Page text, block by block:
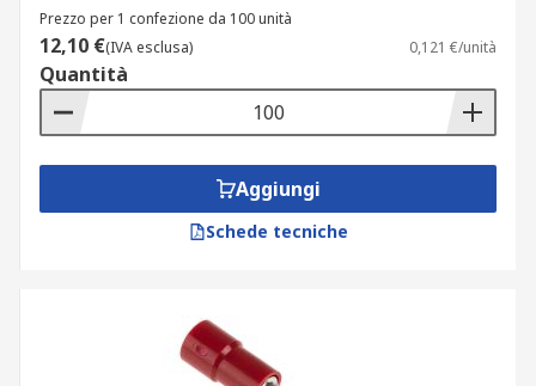
Prezzo per 1 confezione da 100 unità
12,10 €(IVA esclusa) 0,121 €/unità
Quantità
Aggiungi
Schede tecniche